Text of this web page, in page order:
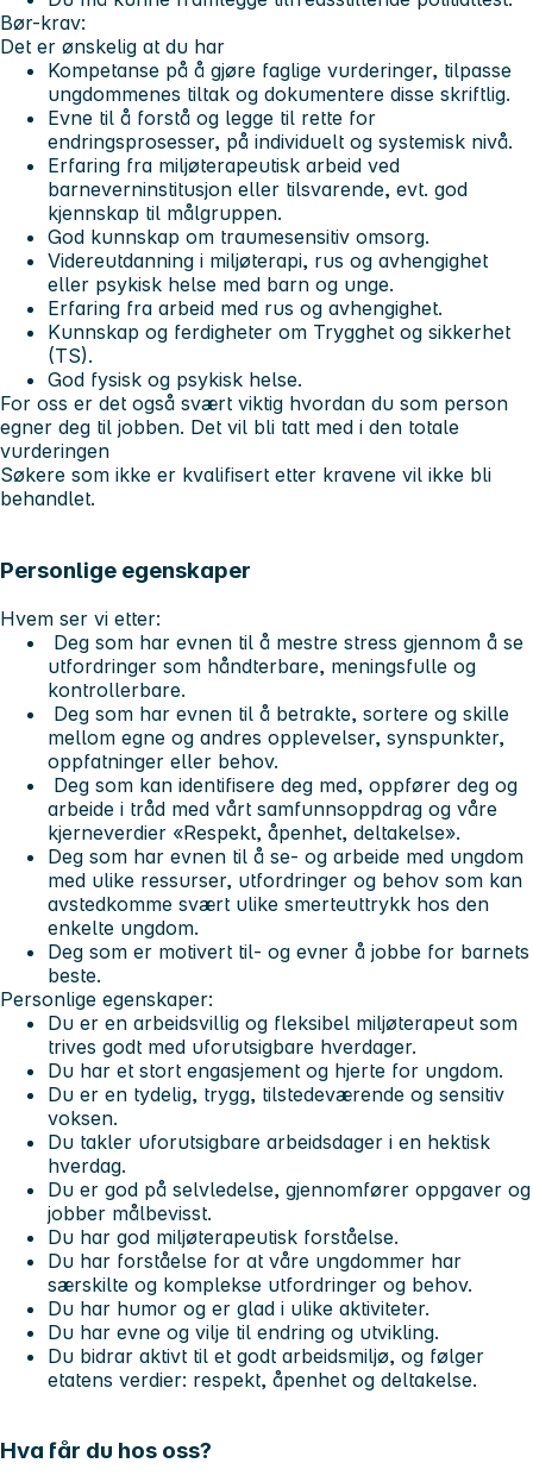
Bør-krav:
Det er ønskelig at du har
Kompetanse på å gjøre faglige vurderinger, tilpasse
ungdommenes tiltak og dokumentere disse skriftlig.
Evne til å forstå og legge til rette for
endringsprosesser, på individuelt og systemisk nivå.
Erfaring fra miljøterapeutisk arbeid ved
barneverninstitusjon eller tilsvarende, evt. god
kjennskap til målgruppen.
God kunnskap om traumesensitiv omsorg.
Videreutdanning i miljøterapi, rus og avhengighet
eller psykisk helse med barn og unge.
Erfaring fra arbeid med rus og avhengighet.
Kunnskap og ferdigheter om Trygghet og sikkerhet
(TS).
God fysisk og psykisk helse.
For oss er det også svært viktig hvordan du som person
egner deg til jobben. Det vil bli tatt med i den totale
vurderingen
Søkere som ikke er kvalifisert etter kravene vil ikke bli
behandlet.
Personlige egenskaper
Hvem ser vi etter:
Deg som har evnen til å mestre stress gjennom å se
utfordringer som håndterbare, meningsfulle og
kontrollerbare.
Deg som har evnen til å betrakte, sortere og skille
mellom egne og andres opplevelser, synspunkter,
oppfatninger eller behov.
Deg som kan identifisere deg med, oppfører deg og
arbeide i tråd med vårt samfunnsoppdrag og våre
kjerneverdier «Respekt, åpenhet, deltakelse».
Deg som har evnen til å se- og arbeide med ungdom
med ulike ressurser, utfordringer og behov som kan
avstedkomme svært ulike smerteuttrykk hos den
enkelte ungdom.
Deg som er motivert til- og evner å jobbe for barnets
beste.
Personlige egenskaper:
Du er en arbeidsvillig og fleksibel miljøterapeut som
trives godt med uforutsigbare hverdager.
Du har et stort engasjement og hjerte for ungdom.
Du er en tydelig, trygg, tilstedeværende og sensitiv
voksen.
Du takler uforutsigbare arbeidsdager i en hektisk
hverdag.
Du er god på selvledelse, gjennomfører oppgaver og
jobber målbevisst.
Du har god miljøterapeutisk forståelse.
Du har forståelse for at våre ungdommer har
særskilte og komplekse utfordringer og behov.
Du har humor og er glad i ulike aktiviteter.
Du har evne og vilje til endring og utvikling.
Du bidrar aktivt til et godt arbeidsmiljø, og følger
etatens verdier: respekt, åpenhet og deltakelse.
Hva får du hos oss?